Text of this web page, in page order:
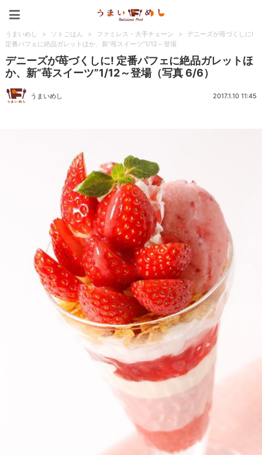
うまいめし > ソトごはん > ファミレス・大手チェーン >
デニーズが苺づくしに!
定番パフェに絶品ガレットほか、新“苺スイーツ”1/12～登場
デニーズが苺づくしに! 定番パフェに絶品ガレットほ
か、新“苺スイーツ”1/12～登場（写真 6/6）
うまいめし 2017.1.10 11:45